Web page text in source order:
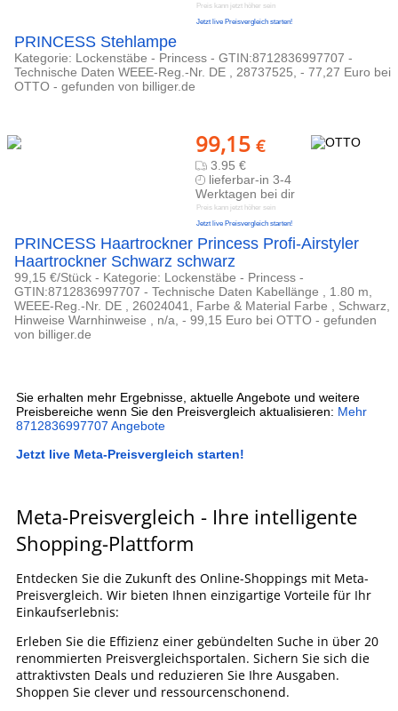
Preis kann jetzt höher sein
Jetzt live Preisvergleich starten!
PRINCESS Stehlampe
Kategorie: Lockenstäbe - Princess - GTIN:8712836997707 -
Technische Daten WEEE-Reg.-Nr. DE , 28737525, - 77,27 Euro bei
OTTO - gefunden von billiger.de
99,15 €
3.95 €
lieferbar-in 3-4
Werktagen bei dir
Preis kann jetzt höher sein
Jetzt live Preisvergleich starten!
PRINCESS Haartrockner Princess Profi-Airstyler
Haartrockner Schwarz schwarz
99,15 €/Stück - Kategorie: Lockenstäbe - Princess -
GTIN:8712836997707 - Technische Daten Kabellänge , 1.80 m,
WEEE-Reg.-Nr. DE , 26024041, Farbe & Material Farbe , Schwarz,
Hinweise Warnhinweise , n/a, - 99,15 Euro bei OTTO - gefunden
von billiger.de
Sie erhalten mehr Ergebnisse, aktuelle Angebote und weitere
Preisbereiche wenn Sie den Preisvergleich aktualisieren: Mehr
8712836997707 Angebote
Jetzt live Meta-Preisvergleich starten!
Meta-Preisvergleich - Ihre intelligente
Shopping-Plattform
Entdecken Sie die Zukunft des Online-Shoppings mit Meta-
Preisvergleich. Wir bieten Ihnen einzigartige Vorteile für Ihr
Einkaufserlebnis:
Erleben Sie die Effizienz einer gebündelten Suche in über 20
renommierten Preisvergleichsportalen. Sichern Sie sich die
attraktivsten Deals und reduzieren Sie Ihre Ausgaben.
Shoppen Sie clever und ressourcenschonend.